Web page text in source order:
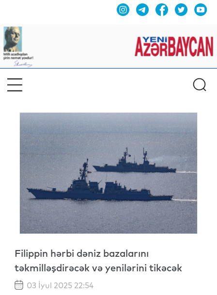
Filippin hərbi dəniz bazalarını
təkmilləşdirəcək və yenilərini tikəcək
03 İyul 2025 22:54